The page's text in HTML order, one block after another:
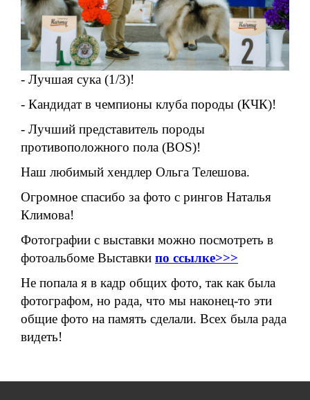
- Лучшая сука (1/3)!
- Кандидат в чемпионы клуба породы (КЧК)!
- Лучший представитель породы
противоположного пола (BOS)!
Наш любимый хендлер Ольга Телешова.
Огромное спасибо за фото с рингов Наталья
Климова!
Фотографии с выставки можно посмотреть в
фотоальбоме Выставки по ссылке>>>
Не попала я в кадр общих фото, так как была
фотографом, но рада, что мы наконец-то эти
общие фото на память сделали. Всех была рада
видеть!